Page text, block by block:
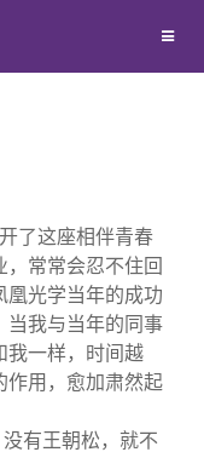
了这座相伴青春
常常会忍不住回
凰光学当年的成功
当我与当年的同事
我一样，时间越
作用，愈加肃然起
有王朝松，就不